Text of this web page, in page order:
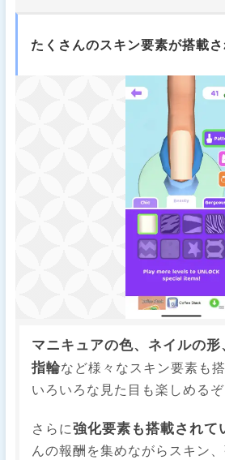
たくさんのスキン要素が搭載さ
マニキュアの色、ネイルの形
指輪など様々なスキン要素も
いろいろな見た目も楽しめるぞ
さらに強化要素も搭載されて
んの報酬を集めながらスキン